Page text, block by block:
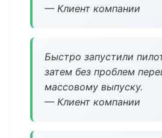
— Клиент компании
Быстро запустили
затем без проблем
массовому выпуску.
— Клиент компании